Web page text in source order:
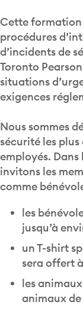
Cette formation
procédures
d’incidents de
Toronto
situations
exigences
Nous sommes
sécurité les plus
employés.
invitons les
comme
les
jusqu’à
un T-shirt
sera offert
les
animaux